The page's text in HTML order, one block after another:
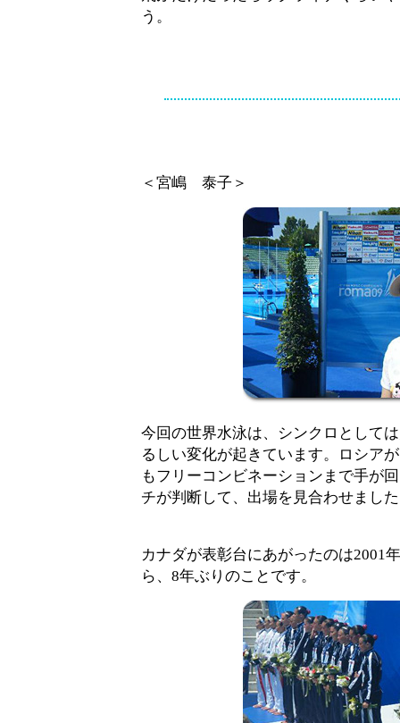
う。
＜宮嶋 泰子＞
今回の世界水泳は、シンクロとして
るしい変化が起きています。ロシア
もフリーコンビネーションまで手が
チが判断して、出場を見合わせまし
カナダが表彰台にあがったのは2001
ら、8年ぶりのことです。